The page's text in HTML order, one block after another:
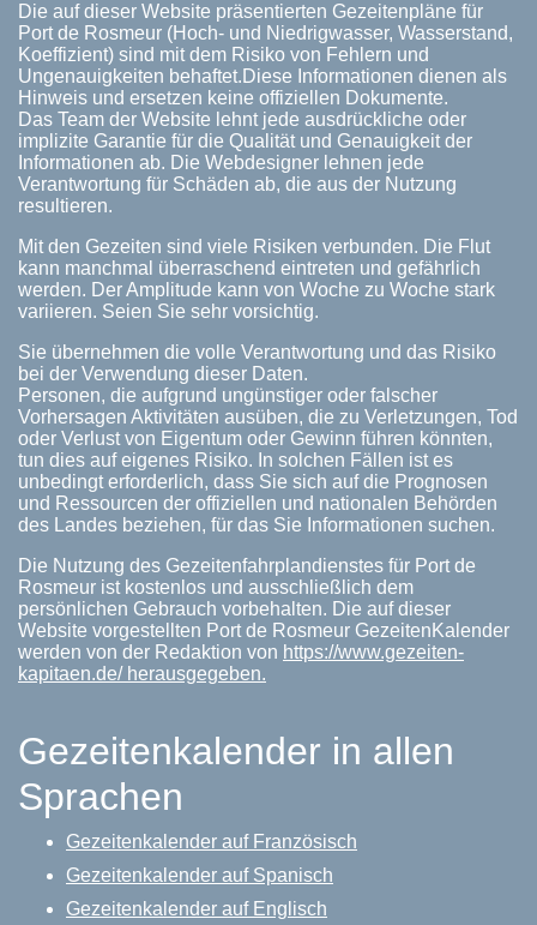
Die auf dieser Website präsentierten Gezeitenpläne für
Port de Rosmeur (Hoch- und Niedrigwasser, Wasserstand,
Koeffizient) sind mit dem Risiko von Fehlern und
Ungenauigkeiten behaftet.Diese Informationen dienen als
Hinweis und ersetzen keine offiziellen Dokumente.
Das Team der Website lehnt jede ausdrückliche oder
implizite Garantie für die Qualität und Genauigkeit der
Informationen ab. Die Webdesigner lehnen jede
Verantwortung für Schäden ab, die aus der Nutzung
resultieren.
Mit den Gezeiten sind viele Risiken verbunden. Die Flut
kann manchmal überraschend eintreten und gefährlich
werden. Der Amplitude kann von Woche zu Woche stark
variieren. Seien Sie sehr vorsichtig.
Sie übernehmen die volle Verantwortung und das Risiko
bei der Verwendung dieser Daten.
Personen, die aufgrund ungünstiger oder falscher
Vorhersagen Aktivitäten ausüben, die zu Verletzungen, Tod
oder Verlust von Eigentum oder Gewinn führen könnten,
tun dies auf eigenes Risiko. In solchen Fällen ist es
unbedingt erforderlich, dass Sie sich auf die Prognosen
und Ressourcen der offiziellen und nationalen Behörden
des Landes beziehen, für das Sie Informationen suchen.
Die Nutzung des Gezeitenfahrplandienstes für Port de
Rosmeur ist kostenlos und ausschließlich dem
persönlichen Gebrauch vorbehalten. Die auf dieser
Website vorgestellten Port de Rosmeur GezeitenKalender
werden von der Redaktion von https://www.gezeiten-
kapitaen.de/ herausgegeben.
Gezeitenkalender in allen
Sprachen
Gezeitenkalender auf Französisch
Gezeitenkalender auf Spanisch
Gezeitenkalender auf Englisch